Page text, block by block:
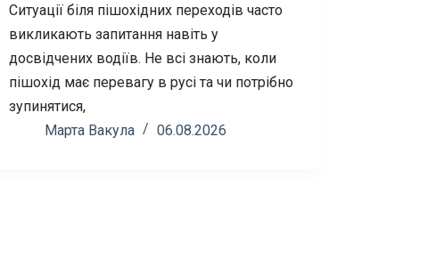
Ситуації біля пішохідних переходів часто
викликають запитання навіть у
досвідчених водіїв. Не всі знають, коли
пішохід має перевагу в русі та чи потрібно
зупинятися,
Марта Вакула
06.08.2026